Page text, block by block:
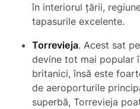
în interiorul țării,
tapasurile excelente.
Torrevieja. Acest sat
devine tot mai popular
britanici, însă este
de aeroporturile
superbă, Torrevieja